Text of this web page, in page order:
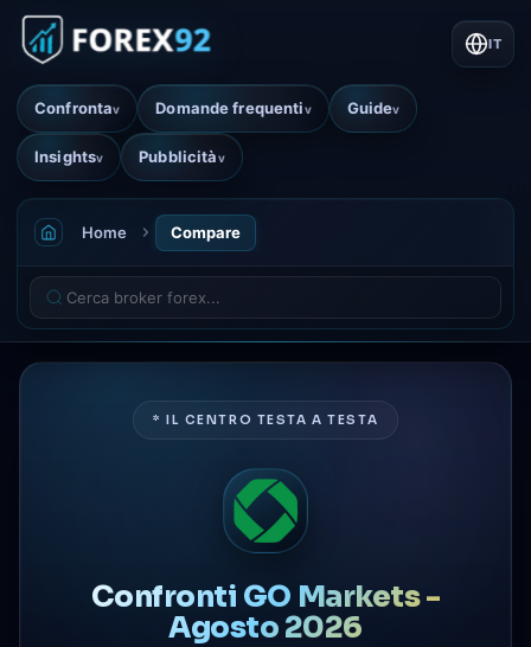
Confrontav Domande frequentiv Guidev
Insightsv Pubblicitàv
IT
Home Compare
* IL CENTRO TESTA A TESTA
Confronti GO Markets -
Agosto 2026